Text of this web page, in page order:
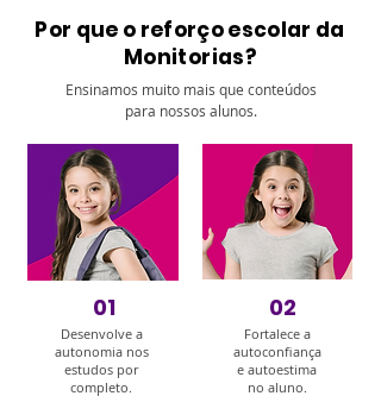
Por que o reforço escolar da
Monitorias?
Ensinamos muito mais que conteúdos
para nossos alunos.
01
Desenvolve a
autonomia nos
estudos por
completo.
02
Fortalece a
autoconfiança
e autoestima
no aluno.